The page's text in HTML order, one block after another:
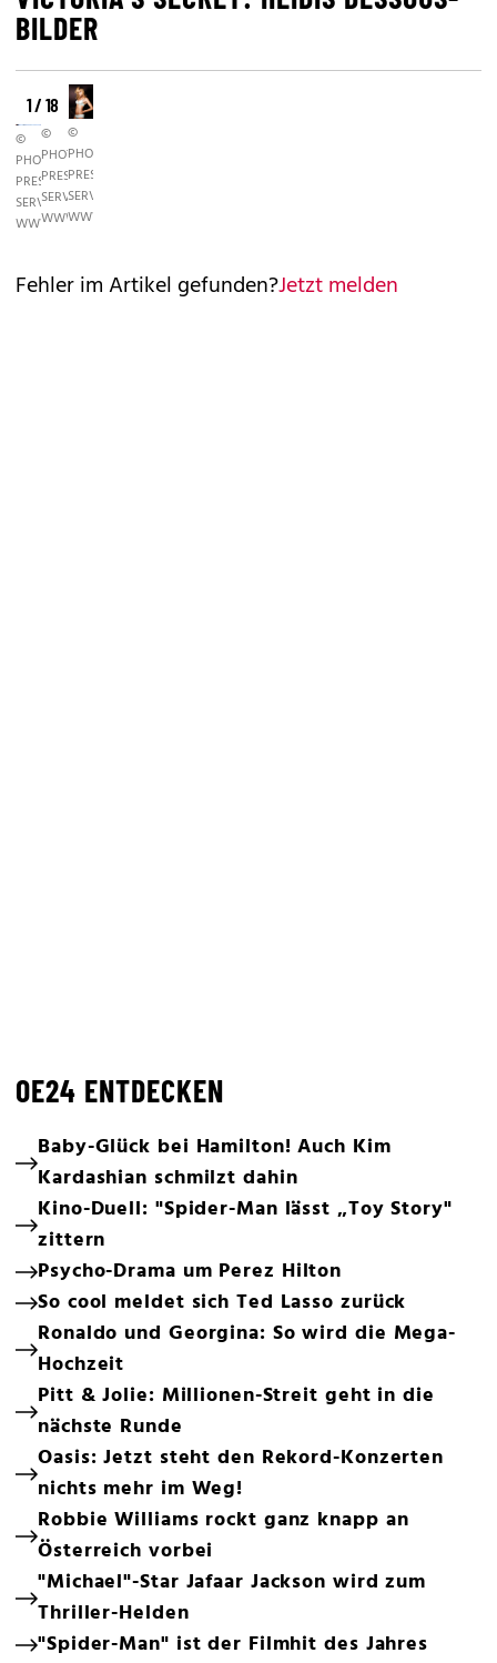
BILDER
1 / 18
©
PHOTO
PRESS
SERVICE,
WWW.PHOTOPRESS.AT
©
PHOTO
PRESS
SERVICE,
WWW.PHOTOPRESS.AT
©
PHOTO
PRESS
SERVICE,
WWW.PHOTOPRESS.AT
Fehler im Artikel gefunden?Jetzt melden
OE24 ENTDECKEN
Baby-Glück bei Hamilton! Auch Kim
Kardashian schmilzt dahin
Kino-Duell: "Spider-Man lässt „Toy Story"
zittern
Psycho-Drama um Perez Hilton
So cool meldet sich Ted Lasso zurück
Ronaldo und Georgina: So wird die Mega-
Hochzeit
Pitt & Jolie: Millionen-Streit geht in die
nächste Runde
Oasis: Jetzt steht den Rekord-Konzerten
nichts mehr im Weg!
Robbie Williams rockt ganz knapp an
Österreich vorbei
"Michael"-Star Jafaar Jackson wird zum
Thriller-Helden
"Spider-Man" ist der Filmhit des Jahres